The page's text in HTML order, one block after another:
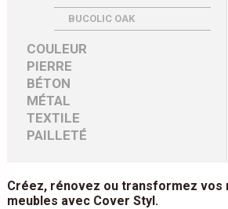
BUCOLIC OAK
COULEUR
PIERRE
BÉTON
MÉTAL
TEXTILE
PAILLETÉ
Créez, rénovez ou transformez vos
meubles avec Cover Styl.